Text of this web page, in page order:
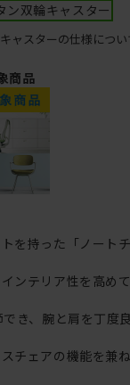
ン双輪キャスター
キャスターの仕様につい
商品
を持った「ノートチ
ンテリア性を高めて
き、腕と肩を丁度良
チェアの機能を兼ね